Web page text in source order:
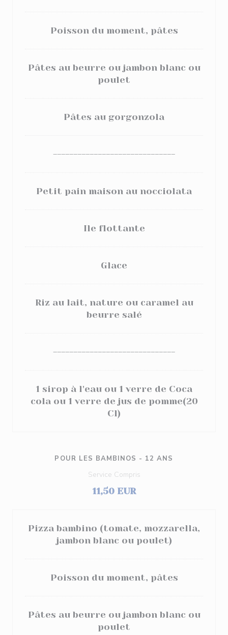
Poisson du moment, pâtes
Pâtes au beurre ou jambon blanc ou
poulet
Pâtes au gorgonzola
------------------------------
Petit pain maison au nocciolata
Ile flottante
Glace
Riz au lait, nature ou caramel au
beurre salé
------------------------------
1 sirop à l'eau ou 1 verre de Coca
cola ou 1 verre de jus de pomme(20
Cl)
POUR LES BAMBINOS - 12 ANS
Service Compris
11,50 EUR
Pizza bambino (tomate, mozzarella,
jambon blanc ou poulet)
Poisson du moment, pâtes
Pâtes au beurre ou jambon blanc ou
poulet